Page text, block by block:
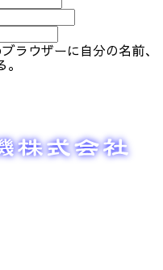
ラウザーに自分の名前、